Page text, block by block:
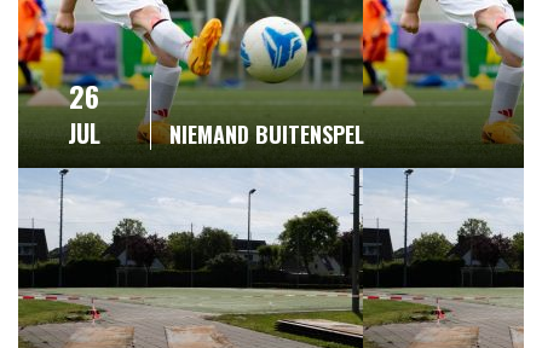
26
JUL NIEMAND BUITENSPEL